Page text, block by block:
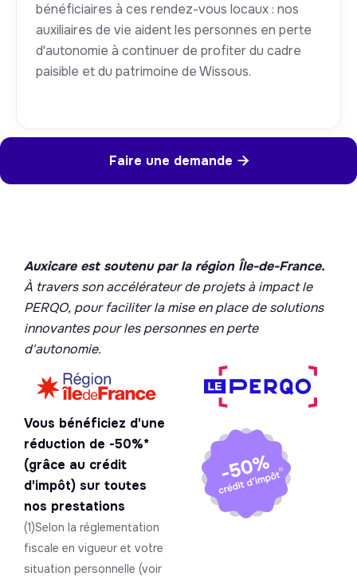
bénéficiaires à ces rendez-vous locaux : nos
auxiliaires de vie aident les personnes en perte
d'autonomie à continuer de profiter du cadre
paisible et du patrimoine de Wissous.
Faire une demande 
Auxicare est soutenu par la région Île-de-France.
À travers son accélérateur de projets à impact le
PERQO, pour faciliter la mise en place de solutions
innovantes pour les personnes en perte
d'autonomie.
Vous bénéficiez d'une
réduction de -50%*
(grâce au crédit
d'impôt) sur toutes
nos prestations
(1)Selon la réglementation
fiscale en vigueur et votre
situation personnelle (voir